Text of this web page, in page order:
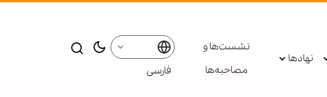
نهادها
نشست‌ها و
مصاحبه‌ها
فارسی